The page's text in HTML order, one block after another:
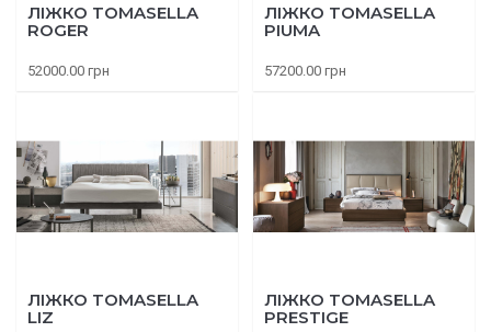
ЛІЖКО TOMASELLA
ROGER
52000.00 грн
ЛІЖКО TOMASELLA
PIUMA
57200.00 грн
ЛІЖКО TOMASELLA
LIZ
ЛІЖКО TOMASELLA
PRESTIGE